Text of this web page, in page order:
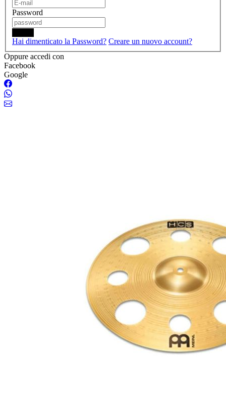
Password
Hai dimenticato la Password? Creare un nuovo account?
Oppure accedi con
Facebook
Google